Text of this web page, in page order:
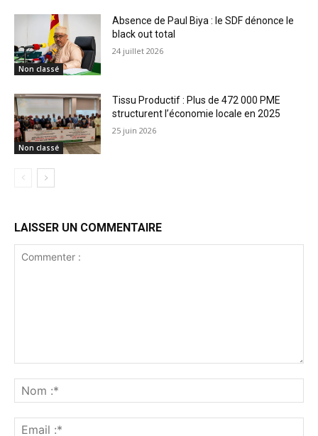
Non classé
Absence de Paul Biya : le SDF dénonce le
black out total
24 juillet 2026
Non classé
Tissu Productif : Plus de 472 000 PME
structurent l’économie locale en 2025
25 juin 2026
LAISSER UN COMMENTAIRE
:*